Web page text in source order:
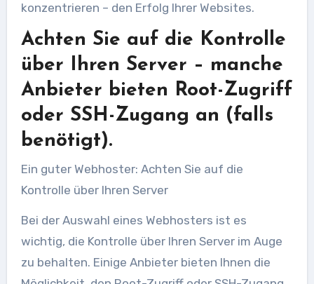
konzentrieren – den Erfolg Ihrer Websites.
Achten Sie auf die Kontrolle
über Ihren Server – manche
Anbieter bieten Root-Zugriff
oder SSH-Zugang an (falls
benötigt).
Ein guter Webhoster: Achten Sie auf die
Kontrolle über Ihren Server
Bei der Auswahl eines Webhosters ist es
wichtig, die Kontrolle über Ihren Server im Auge
zu behalten. Einige Anbieter bieten Ihnen die